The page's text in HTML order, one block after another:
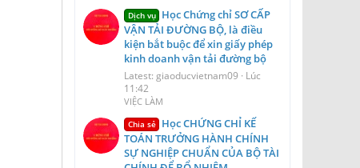
Dịch vụ Học Chứng chỉ SƠ CẤP
VẬN TẢI ĐƯỜNG BỘ, là điều
kiện bắt buộc để xin giấy phép
kinh doanh vận tải đường bộ
Latest: giaoducvietnam09
Lúc
11:42
VIỆC LÀM
Chia sẻ Học CHỨNG CHỈ KẾ
TOÁN TRƯỞNG HÀNH CHÍNH
SỰ NGHIỆP CHUẨN CỦA BỘ TÀI